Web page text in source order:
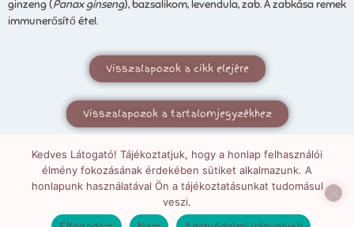
ginzeng (Panax ginseng), bazsalikom, levendula, zab. A zabkása remek
immunerősítő étel.
Visszalapozok a cikk elejére
Visszalapozok a tartalomjegyzékhez
Mesélj, kérdezz, beszélgessünk!
Kedves Látogató! Tájékoztatjuk, hogy a honlap felhasználói
élmény fokozásának érdekében sütiket alkalmazunk. A
honlapunk használatával Ön a tájékoztatásunkat tudomásul
veszi.